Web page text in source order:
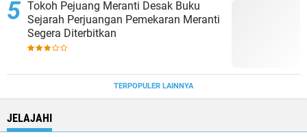
Tokoh Pejuang Meranti Desak Buku
Sejarah Perjuangan Pemekaran Meranti
Segera Diterbitkan
TERPOPULER LAINNYA
JELAJAHI